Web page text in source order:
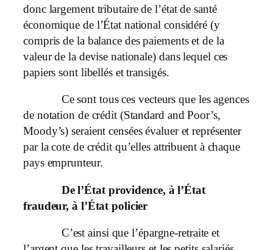
donc largement tributaire de l’état de santé
économique de l’État national considéré (y
compris de la balance des paiements et de la
valeur de la devise nationale) dans lequel ces
papiers sont libellés et transigés.
Ce sont tous ces vecteurs que les agences
de notation de crédit (Standard and Poor’s,
Moody’s) seraient censées évaluer et représenter
par la cote de crédit qu’elles attribuent à chaque
pays emprunteur.
De l’État providence, à l’État
fraudeur, à l’État policier
C’est ainsi que l’épargne-retraite et